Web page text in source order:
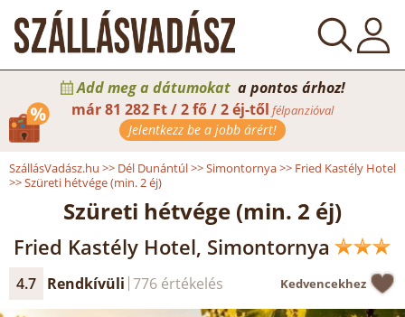
Add meg a dátumokat a pontos árhoz!
már81 282 Ft / 2 fő / 2 éj-től félpanzióval
Jelentkezz be a jobb árért!
SzállásVadász.hu >> Dél Dunántúl>>Simontornya>> Fried Kastély Hotel
>>Szüreti hétvége (min. 2 éj)
Szüreti hétvége (min. 2 éj)
Fried Kastély Hotel, Simontornya
4.7 Rendkívüli 776 értékelés Kedvencekhez